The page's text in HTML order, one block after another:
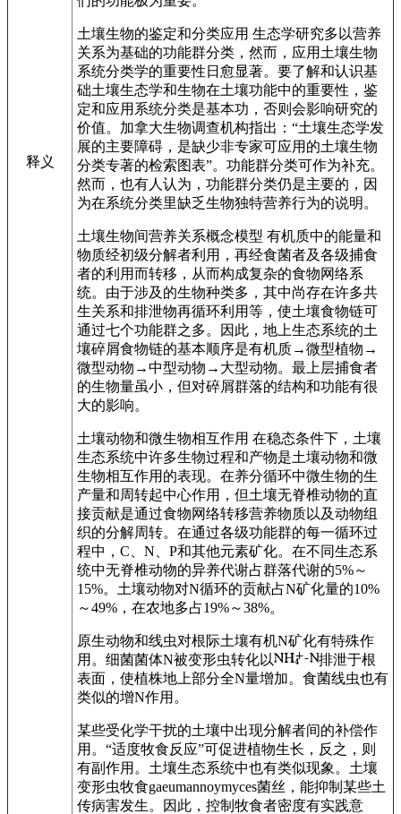
释义
土壤生物的鉴定和分类应用 生态学研究多以营养
关系为基础的功能群分类，然而，应用土壤生物
系统分类学的重要性日愈显著。要了解和认识基
础土壤生态学和生物在土壤功能中的重要性，鉴
定和应用系统分类是基本功，否则会影响研究的
价值。加拿大生物调查机构指出：“土壤生态学发
展的主要障碍，是缺少非专家可应用的土壤生物
分类专著的检索图表”。功能群分类可作为补充。
然而，也有人认为，功能群分类仍是主要的，因
为在系统分类里缺乏生物独特营养行为的说明。
土壤生物间营养关系概念模型 有机质中的能量和
物质经初级分解者利用，再经食菌者及各级捕食
者的利用而转移，从而构成复杂的食物网络系
统。由于涉及的生物种类多，其中尚存在许多共
生关系和排泄物再循环利用等，使土壤食物链可
通过七个功能群之多。因此，地上生态系统的土
壤碎屑食物链的基本顺序是有机质→微型植物→
微型动物→中型动物→大型动物。最上层捕食者
的生物量虽小，但对碎屑群落的结构和功能有很
大的影响。
土壤动物和微生物相互作用 在稳态条件下，土壤
生态系统中许多生物过程和产物是土壤动物和微
生物相互作用的表现。在养分循环中微生物的生
产量和周转起中心作用，但土壤无脊椎动物的直
接贡献是通过食物网络转移营养物质以及动物组
织的分解周转。在通过各级功能群的每一循环过
程中，C、N、P和其他元素矿化。在不同生态系
统中无脊椎动物的异养代谢占群落代谢的5%～
15%。土壤动物对N循环的贡献占N矿化量的10%
～49%，在农地多占19%～38%。
原生动物和线虫对根际土壤有机N矿化有特殊作
用。细菌菌体N被变形虫转化以
排泄于根
表面，使植株地上部分全N量增加。食菌线虫也有
类似的增N作用。
某些受化学干扰的土壤中出现分解者间的补偿作
用。“适度牧食反应”可促进植物生长，反之，则
有副作用。土壤生态系统中也有类似现象。土壤
变形虫牧食gaeumannoymyces菌丝，能抑制某些土
传病害发生。因此，控制牧食者密度有实践意